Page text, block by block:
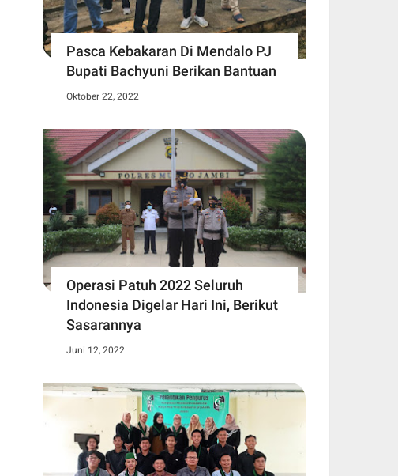
Pasca Kebakaran Di Mendalo PJ
Bupati Bachyuni Berikan Bantuan
Oktober 22, 2022
Operasi Patuh 2022 Seluruh
Indonesia Digelar Hari Ini, Berikut
Sasarannya
Juni 12, 2022